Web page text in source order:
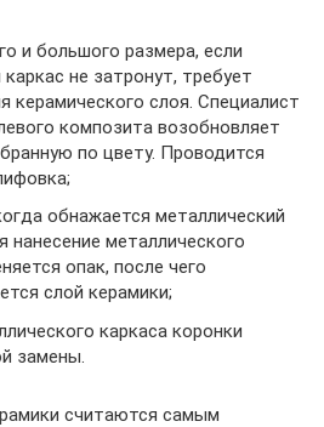
и большого размера, если
не затронут, требует
керамического слоя. Специалист
композита возобновляет
по цвету. Проводится
обнажается металлический
нанесение металлического
опак, после чего
слой керамики;
каркаса коронки
замены.
считаются самым